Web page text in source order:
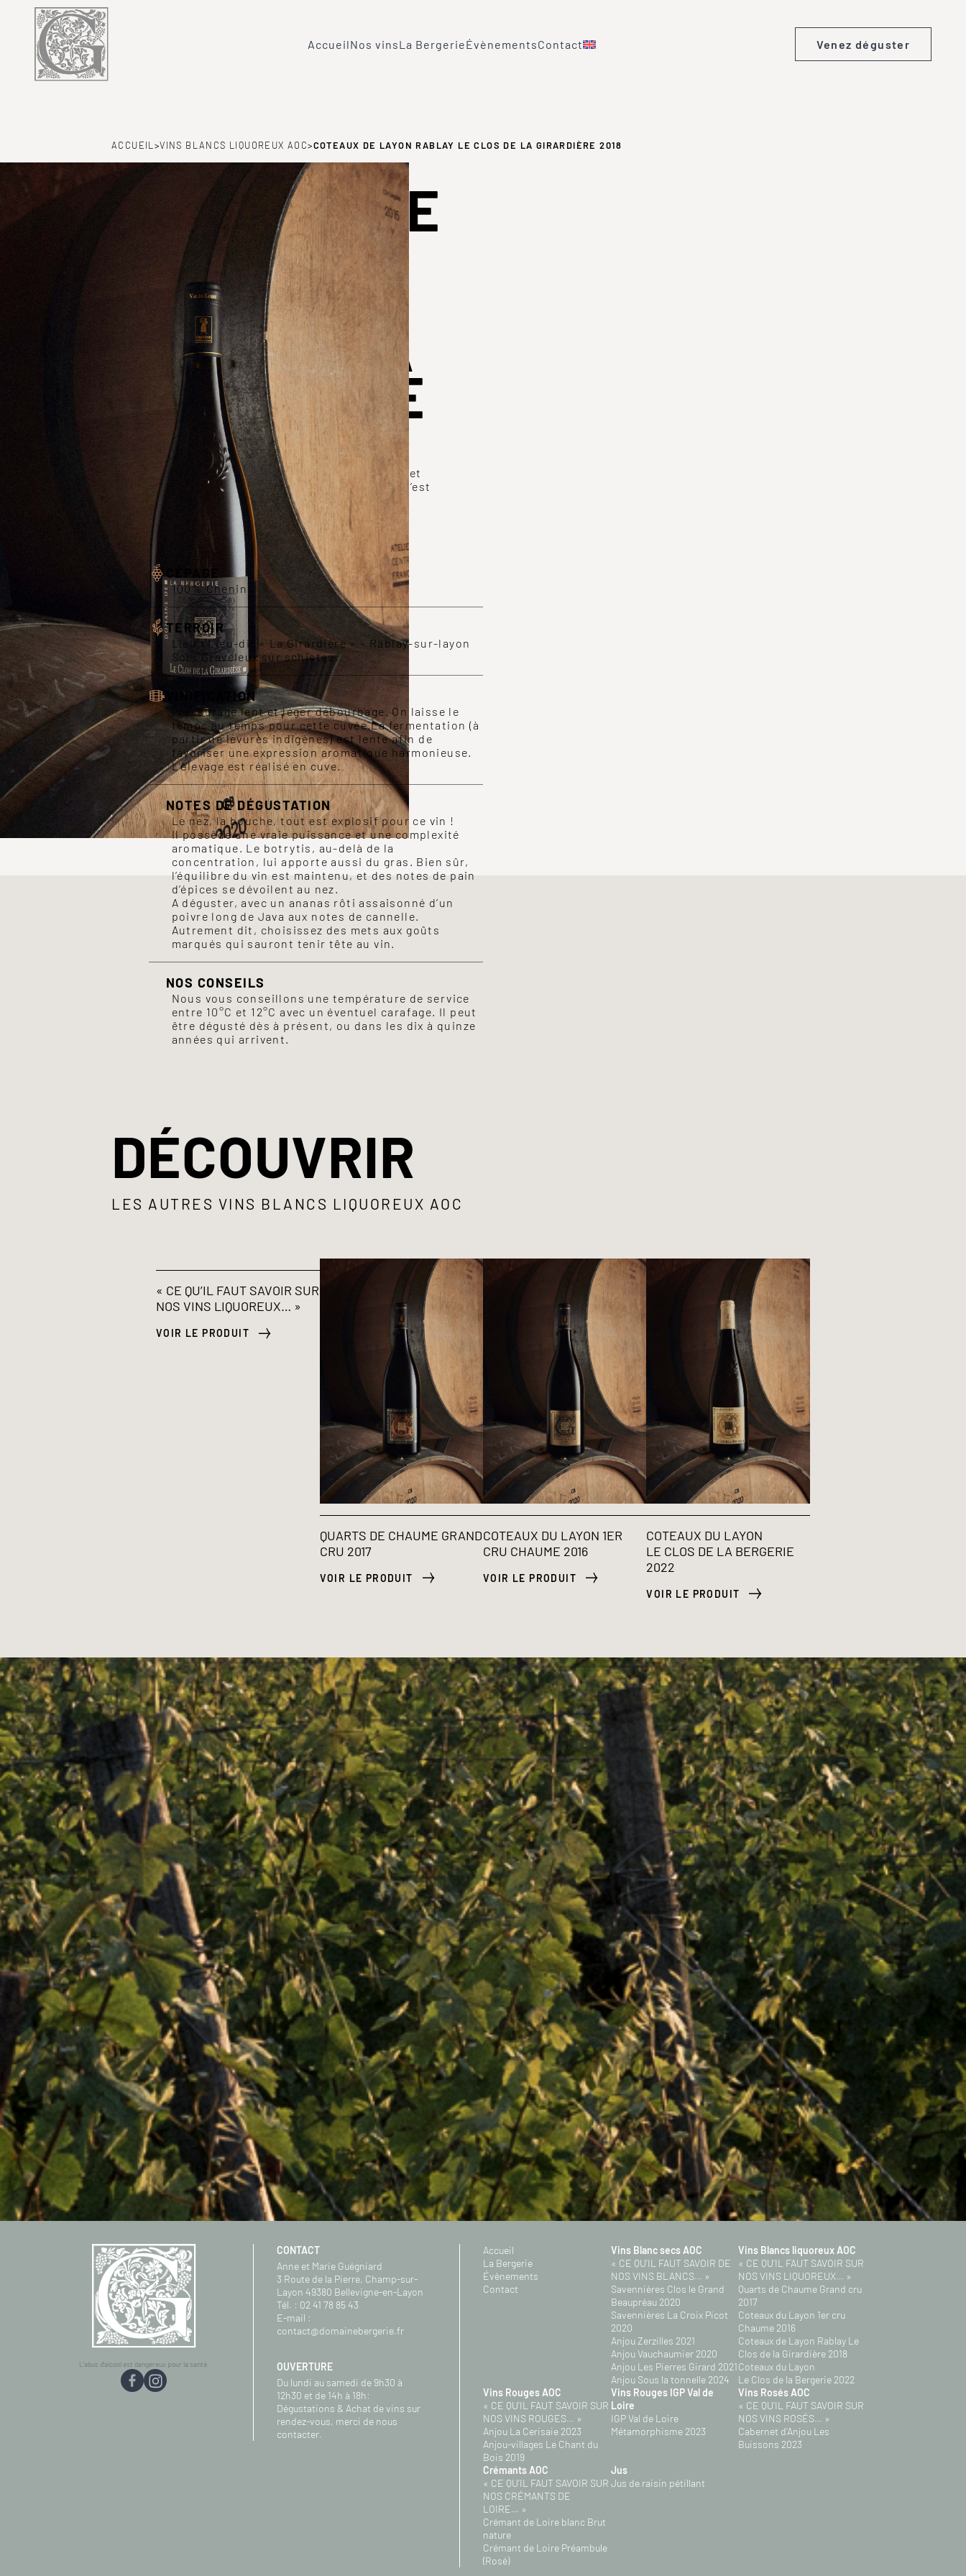
AccueilNos vinsLa BergerieÉvènementsContact Venez déguster
ACCUEIL >VINS BLANCS LIQUOREUX AOC>COTEAUX DE LAYON RABLAY LE CLOS DE LA GIRARDIÈRE 2018
COTEAUX DE
LAYON
RABLAY LE
CLOS DE LA
GIRARDIÈRE
2018
Un bel exemple de l’effet miroir entre un millésime et
son vin ; si le premier est hors-normes, le second l’est
tout autant !
CÉPAGE
100% Chenin
TERROIR
Lieu : Lieu-dit « La Girardière » – Rablay-sur-layon
Sol : Graveleux sur schistes.
VINIFICATION
Pressurage lent et léger débourbage. On laisse le
temps au temps pour cette cuvée.La fermentation (à
partir de levures indigènes) est lente afin de
favoriser une expression aromatique harmonieuse.
L’élevage est réalisé en cuve.
NOTES DE DÉGUSTATION
Le nez, la bouche, tout est explosif pour ce vin !
Il possède une vraie puissance et une complexité
aromatique. Le botrytis, au-delà de la
concentration, lui apporte aussi du gras. Bien sûr,
l’équilibre du vin est maintenu, et des notes de pain
d’épices se dévoilent au nez.
A déguster, avec un ananas rôti assaisonné d’un
poivre long de Java aux notes de cannelle.
Autrement dit, choisissez des mets aux goûts
marqués qui sauront tenir tête au vin.
NOS CONSEILS
Nous vous conseillons une température de service
entre 10°C et 12°C avec un éventuel carafage. Il peut
être dégusté dès à présent, ou dans les dix à quinze
années qui arrivent.
DÉCOUVRIR
LES AUTRES VINS BLANCS LIQUOREUX AOC
« CE QU’IL FAUT SAVOIR SUR
NOS VINS LIQUOREUX… »
VOIR LE PRODUIT
QUARTS DE CHAUME GRAND
CRU 2017
VOIR LE PRODUIT
COTEAUX DU LAYON 1ER
CRU CHAUME 2016
VOIR LE PRODUIT
COTEAUX DU LAYON
LE CLOS DE LA BERGERIE
2022
VOIR LE PRODUIT
L'abus d'alcool est dangereux pour la santé.
CONTACT
Anne et Marie Guégniard
3 Route de la Pierre, Champ-sur-
Layon 49380 Bellevigne-en-Layon
Tél. : 02 41 78 85 43
E-mail :
contact@domainebergerie.fr
OUVERTURE
Du lundi au samedi de 9h30 à
12h30 et de 14h à 18h:
Dégustations & Achat de vins sur
rendez-vous, merci de nous
contacter.
Accueil
La Bergerie
Évènements
Contact
Vins Blanc secs AOC
« CE QU’IL FAUT SAVOIR DE
NOS VINS BLANCS… »
Savennières Clos le Grand
Beaupréau 2020
Savennières La Croix Picot
2020
Anjou Zerzilles 2021
Anjou Vauchaumier 2020
Anjou Les Pierres Girard 2021
Anjou Sous la tonnelle 2024
Vins Blancs liquoreux AOC
« CE QU’IL FAUT SAVOIR SUR
NOS VINS LIQUOREUX… »
Quarts de Chaume Grand cru
2017
Coteaux du Layon 1er cru
Chaume 2016
Coteaux de Layon Rablay Le
Clos de la Girardière 2018
Coteaux du Layon
Le Clos de la Bergerie 2022
Vins Rouges AOC
« CE QU’IL FAUT SAVOIR SUR
NOS VINS ROUGES… »
Anjou La Cerisaie 2023
Anjou-villages Le Chant du
Bois 2019
Vins Rouges IGP Val de
Loire
IGP Val de Loire
Métamorphisme 2023
Vins Rosés AOC
« CE QU’IL FAUT SAVOIR SUR
NOS VINS ROSÉS… »
Cabernet d’Anjou Les
Buissons 2023
Crémants AOC
« CE QU’IL FAUT SAVOIR SUR
NOS CRÉMANTS DE
LOIRE… »
Crémant de Loire blanc Brut
nature
Crémant de Loire Préambule
(Rosé)
Jus
Jus de raisin pétillant